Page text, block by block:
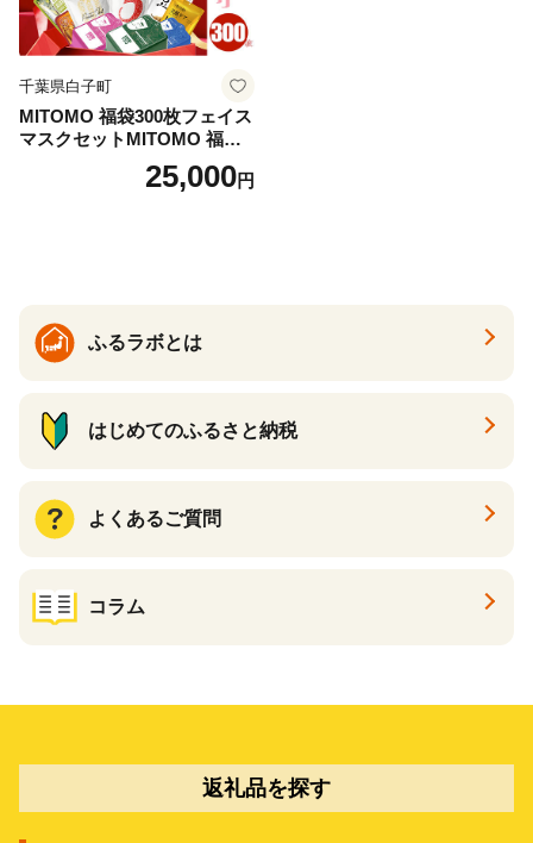
千葉県白子町
MITOMO 福袋300枚フェイス
マスクセットMITOMO 福袋3
00枚フェイスマスクセット
ふるさと納税 パック ファイ
25,000円
ふるラボとは
はじめてのふるさと納税
よくあるご質問
コラム
返礼品を探す